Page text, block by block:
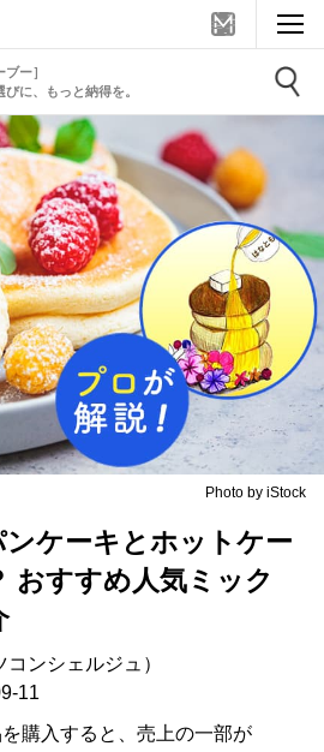
ブー］
びに、もっと納得を。
Photo by iStock
ンケーキとホットケー
おすすめ人気ミック
ンシェルジュ）
11
購入すると、売上の一部が